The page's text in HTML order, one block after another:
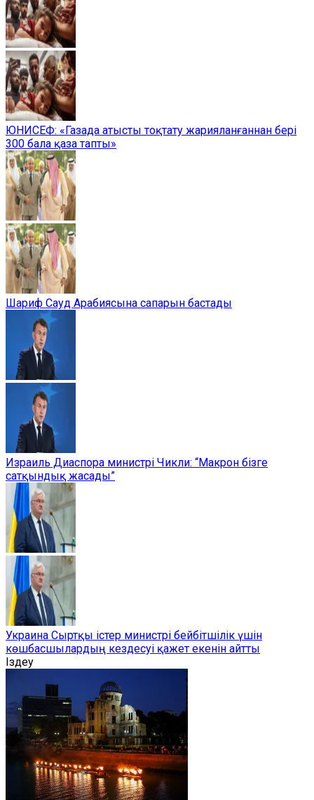
ЮНИСЕФ: «Газада атысты тоқтату жарияланғаннан бері
300 бала қаза тапты»
Шариф Сауд Арабиясына сапарын бастады
Израиль Диаспора министрі Чикли: “Макрон бізге
сатқындық жасады”
Украина Сыртқы істер министрі бейбітшілік үшін
көшбасшылардың кездесуі қажет екенін айтты
Іздеу